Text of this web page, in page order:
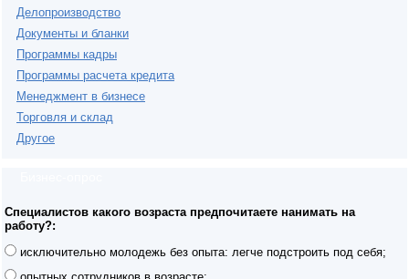
Делопроизводство
Документы и бланки
Программы кадры
Программы расчета кредита
Менеджмент в бизнесе
Торговля и склад
Другое
Специалистов какого возраста предпочитаете нанимать на
работу?:
исключительно молодежь без опыта: легче подстроить под себя;